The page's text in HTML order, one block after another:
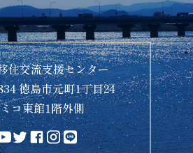
住交流支援センター
徳島市元町1丁目24
コ東館1階外側